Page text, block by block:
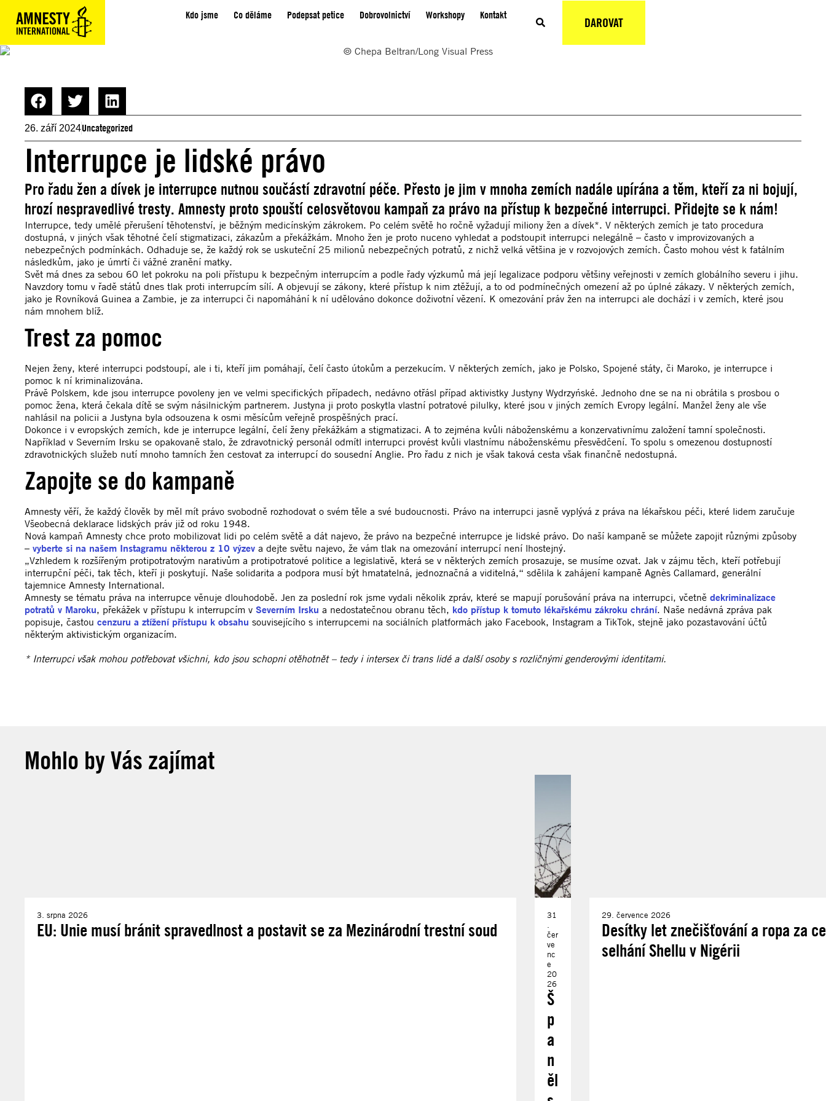
Kdo jsme Co děláme Podepsat petice Dobrovolnictví Workshopy Kontakt DAROVAT
26. září 2024Uncategorized
Interrupce je lidské právo
Pro řadu žen a dívek je interrupce nutnou součástí zdravotní péče. Přesto je jim v mnoha zemích nadále upírána a těm, kteří za ni bojují,
hrozí nespravedlivé tresty. Amnesty proto spouští celosvětovou kampaň za právo na přístup k bezpečné interrupci. Přidejte se k nám!
Interrupce, tedy umělé přerušení těhotenství, je běžným medicínským zákrokem. Po celém světě ho ročně vyžadují miliony žen a dívek*. V některých zemích je tato procedura
dostupná, v jiných však těhotné čelí stigmatizaci, zákazům a překážkám. Mnoho žen je proto nuceno vyhledat a podstoupit interrupci nelegálně – často v improvizovaných a
nebezpečných podmínkách. Odhaduje se, že každý rok se uskuteční 25 milionů nebezpečných potratů, z nichž velká většina je v rozvojových zemích. Často mohou vést k fatálním
následkům, jako je úmrtí či vážné zranění matky.
Svět má dnes za sebou 60 let pokroku na poli přístupu k bezpečným interrupcím a podle řady výzkumů má její legalizace podporu většiny veřejnosti v zemích globálního severu i jihu.
Navzdory tomu v řadě států dnes tlak proti interrupcím sílí. A objevují se zákony, které přístup k nim ztěžují, a to od podmínečných omezení až po úplné zákazy. V některých zemích,
jako je Rovníková Guinea a Zambie, je za interrupci či napomáhání k ní udělováno dokonce doživotní vězení. K omezování práv žen na interrupci ale dochází i v zemích, které jsou
nám mnohem blíž.
Trest za pomoc
Nejen ženy, které interrupci podstoupí, ale i ti, kteří jim pomáhají, čelí často útokům a perzekucím. V některých zemích, jako je Polsko, Spojené státy, či Maroko, je interrupce i
pomoc k ní kriminalizována.
Právě Polskem, kde jsou interrupce povoleny jen ve velmi specifických případech, nedávno otřásl případ aktivistky Justyny Wydrzyńské. Jednoho dne se na ni obrátila s prosbou o
pomoc žena, která čekala dítě se svým násilnickým partnerem. Justyna ji proto poskytla vlastní potratové pilulky, které jsou v jiných zemích Evropy legální. Manžel ženy ale vše
nahlásil na policii a Justyna byla odsouzena k osmi měsícům veřejně prospěšných prací.
Dokonce i v evropských zemích, kde je interrupce legální, čelí ženy překážkám a stigmatizaci. A to zejména kvůli náboženskému a konzervativnímu založení tamní společnosti.
Například v Severním Irsku se opakovaně stalo, že zdravotnický personál odmítl interrupci provést kvůli vlastnímu náboženskému přesvědčení. To spolu s omezenou dostupností
zdravotnických služeb nutí mnoho tamních žen cestovat za interrupcí do sousední Anglie. Pro řadu z nich je však taková cesta však finančně nedostupná.
Zapojte se do kampaně
Amnesty věří, že každý člověk by měl mít právo svobodně rozhodovat o svém těle a své budoucnosti. Právo na interrupci jasně vyplývá z práva na lékařskou péči, které lidem zaručuje
Všeobecná deklarace lidských práv již od roku 1948.
Nová kampaň Amnesty chce proto mobilizovat lidi po celém světě a dát najevo, že právo na bezpečné interrupce je lidské právo. Do naší kampaně se můžete zapojit různými způsoby
– vyberte si na našem Instagramu některou z 10 výzev a dejte světu najevo, že vám tlak na omezování interrupcí není lhostejný.
„Vzhledem k rozšířeným protipotratovým narativům a protipotratové politice a legislativě, která se v některých zemích prosazuje, se musíme ozvat. Jak v zájmu těch, kteří potřebují
interrupční péči, tak těch, kteří ji poskytují. Naše solidarita a podpora musí být hmatatelná, jednoznačná a viditelná,“ sdělila k zahájení kampaně Agnès Callamard, generální
tajemnice Amnesty International.
Amnesty se tématu práva na interrupce věnuje dlouhodobě. Jen za poslední rok jsme vydali několik zpráv, které se mapují porušování práva na interrupci, včetně dekriminalizace
potratů v Maroku, překážek v přístupu k interrupcím v Severním Irsku a nedostatečnou obranu těch, kdo přístup k tomuto lékařskému zákroku chrání. Naše nedávná zpráva pak
popisuje, častou cenzuru a ztížení přístupu k obsahu souvisejícího s interrupcemi na sociálních platformách jako Facebook, Instagram a TikTok, stejně jako pozastavování účtů
některým aktivistickým organizacím.
* Interrupci však mohou potřebovat všichni, kdo jsou schopni otěhotnět – tedy i intersex či trans lidé a další osoby s rozličnými genderovými identitami.
Mohlo by Vás zajímat
3. srpna 2026
EU: Unie musí bránit spravedlnost a postavit se za Mezinárodní trestní soud
31
.
čer
ve
nc
e
20
26
Š
p
a
n
ěl
29. července 2026
Desítky let znečišťování a ropa za
selhání Shellu v Nigérii